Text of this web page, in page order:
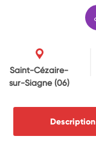
Saint-Cézaire-
sur-Siagne(06)
Description